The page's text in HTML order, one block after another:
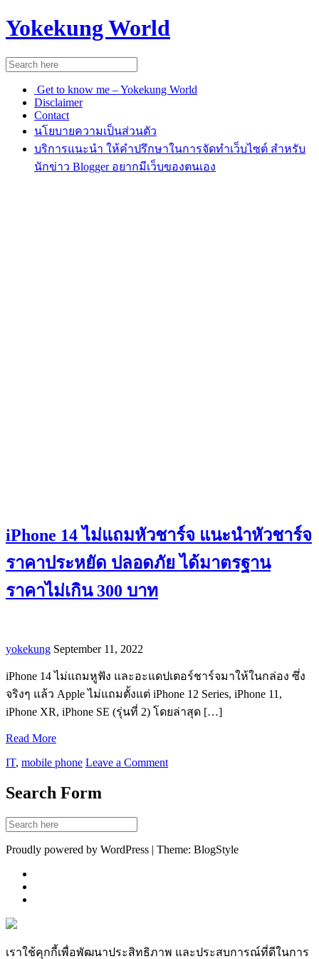
Yokekung World
Get to know me – Yokekung World
Disclaimer
Contact
นโยบายความเป็นส่วนตัว
บริการแนะนำ ให้คำปรึกษาในการจัดทำเว็บไซต์ สำหรับ
นักข่าว Blogger อยากมีเว็บของตนเอง
iPhone 14 ไม่แถมหัวชาร์จ แนะนำหัวชาร์จ
ราคาประหยัด ปลอดภัย ได้มาตรฐาน
ราคาไม่เกิน 300 บาท
yokekung September 11, 2022
iPhone 14 ไม่แถมหูฟัง และอะแดปเตอร์ชาร์จมาให้ในกล่อง ซึ่ง
จริงๆ แล้ว Apple ไม่แถมตั้งแต่ iPhone 12 Series, iPhone 11,
iPhone XR, iPhone SE (รุ่นที่ 2) โดยล่าสุด […]
Read More
IT, mobile phone Leave a Comment
Search Form
Proudly powered by WordPress | Theme: BlogStyle
เราใช้คุกกี้เพื่อพัฒนาประสิทธิภาพ และประสบการณ์ที่ดีในการ